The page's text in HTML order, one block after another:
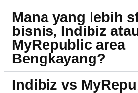
Mana yang lebih
bisnis, Indibiz
MyRepublic area
Bengkayang?
Indibiz vs